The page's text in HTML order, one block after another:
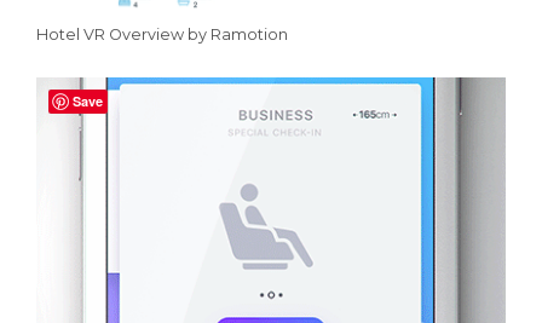
Hotel VR Overview by Ramotion
Save